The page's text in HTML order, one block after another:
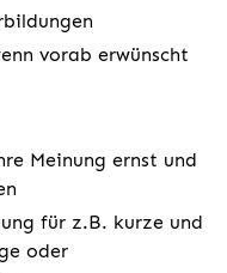
vorab erwünscht
Meinung ernst und
für z.B. kurze und
oder